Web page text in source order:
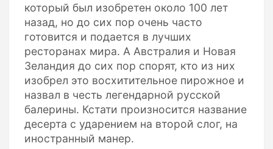
который был изобретен около 100 лет
назад, но до сих пор очень часто
готовится и подается в лучших
ресторанах мира. А Австралия и Новая
Зеландия до сих пор спорят, кто из них
изобрел это восхитительное пирожное и
назвал в честь легендарной русской
балерины. Кстати произносится название
десерта с ударением на второй слог, на
иностранный манер.